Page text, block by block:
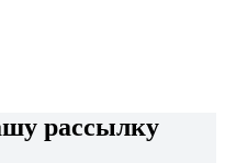
рассылку